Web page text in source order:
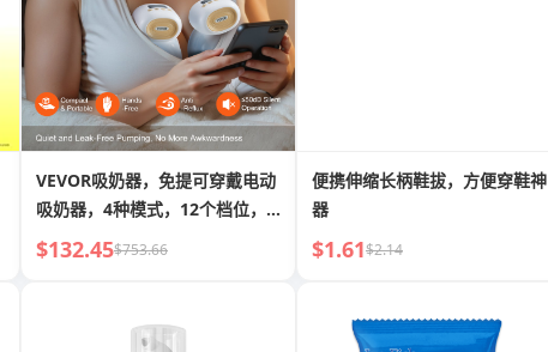
VEVOR吸奶器，免提可穿戴电动
吸奶器，4种模式，12个档位，
300mmHg强劲吸力，超静音可
充电便携式母乳喂养吸奶器，带
28mm喇叭口
$132.45$753.66
便携伸缩长柄鞋拔，方便穿鞋神
器
$1.61$2.14